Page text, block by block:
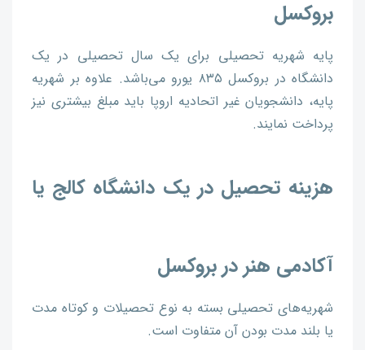
بروکسل
پایه شهریه تحصیلی برای یک سال تحصیلی در یک
دانشگاه در بروکسل ۸۳۵ یورو می‌باشد. علاوه بر شهریه
پایه، دانشجویان غیر اتحادیه اروپا باید مبلغ بیشتری نیز
پرداخت نمایند.
هزینه تحصیل در یک دانشگاه کالج یا
آکادمی هنر در بروکسل
شهریه‌های تحصیلی بسته به نوع تحصیلات و کوتاه مدت
یا بلند مدت بودن آن متفاوت است.